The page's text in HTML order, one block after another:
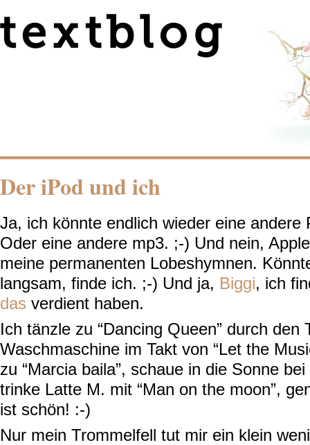
Der iPod und ich
Ja, ich könnte endlich wieder eine andere
Oder eine andere mp3. ;-) Und nein,
meine permanenten Lobeshymnen.
langsam, finde ich. ;-) Und ja, Biggi, ich
das verdient haben.
Ich tänzle zu “Dancing Queen” durch den
Waschmaschine im Takt von “Let the
zu “Marcia baila”, schaue in die Sonne bei
trinke Latte M. mit “Man on the moon”,
ist schön! :-)
Nur mein Trommelfell tut mir ein klein